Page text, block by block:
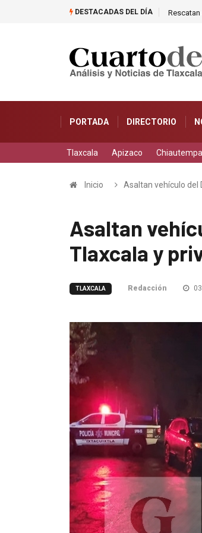
DESTACADAS DEL DÍA
PORTADA DIRECTORIO
Tlaxcala Apizaco
Inicio Asaltan vehículo del
Asaltan
Tlaxcala y
TLAXCALA Redacción